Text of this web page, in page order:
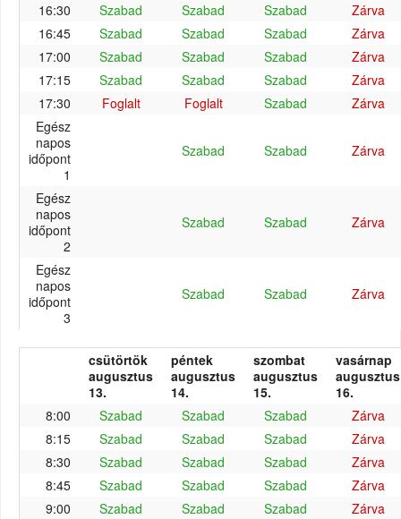
16:30
Szabad Szabad Szabad
Zárva
16:45
Szabad Szabad Szabad
Zárva
17:00
Szabad Szabad Szabad
Zárva
17:15
Szabad Szabad Szabad
Zárva
17:30
Foglalt Foglalt Szabad
Zárva
Egész
napos
időpont
1
Szabad Szabad Zárva
Egész
napos
időpont
2
Szabad Szabad Zárva
Egész
napos
időpont
3
Szabad Szabad Zárva
csütörtök
augusztus
13.
péntek
augusztus
14.
szombat
augusztus
15.
vasárnap
augusztus
16.
8:00
Szabad Szabad Szabad
Zárva
8:15
Szabad Szabad Szabad
Zárva
8:30
Szabad Szabad Szabad
Zárva
8:45
Szabad Szabad Szabad
Zárva
9:00
Szabad Szabad Szabad
Zárva